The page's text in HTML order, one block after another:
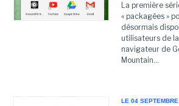
La première
« packagées »
désormais
utilisateurs de
navigateur de
Mountain...
LE 04